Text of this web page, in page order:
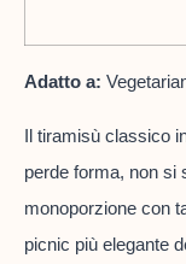
Adatto a:
Il tiramisù classico
perde forma, non si
monoporzione con
picnic più elegante